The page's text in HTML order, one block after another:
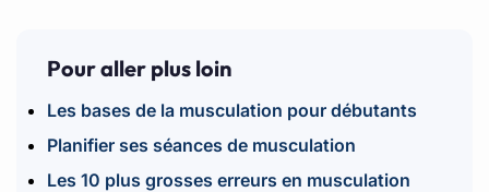
Pour aller plus loin
Les bases de la musculation pour débutants
Planifier ses séances de musculation
Les 10 plus grosses erreurs en musculation